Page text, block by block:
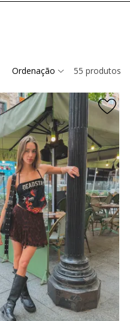
Ordenação 55 produtos